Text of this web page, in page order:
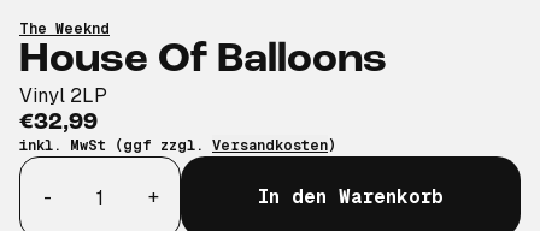
The Weeknd
House Of Balloons
Vinyl 2LP
€32,99
inkl. MwSt (ggf zzgl. Versandkosten)
Anzahl
-
+ In den Warenkorb